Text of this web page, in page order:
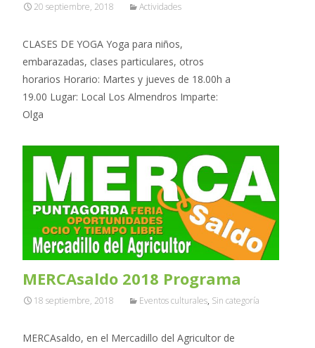
20 septiembre, 2018 Actividades
CLASES DE YOGA Yoga para niños,
embarazadas, clases particulares, otros
horarios Horario: Martes y jueves de 18.00h a
19.00 Lugar: Local Los Almendros Imparte:
Olga
MERCAsaldo 2018 Programa
18 septiembre, 2018 Eventos culturales, Sin categoría
MERCAsaldo, en el Mercadillo del Agricultor de